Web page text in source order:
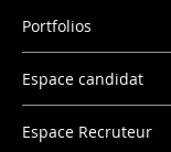
Portfolios
Espace candidat
Espace Recruteur